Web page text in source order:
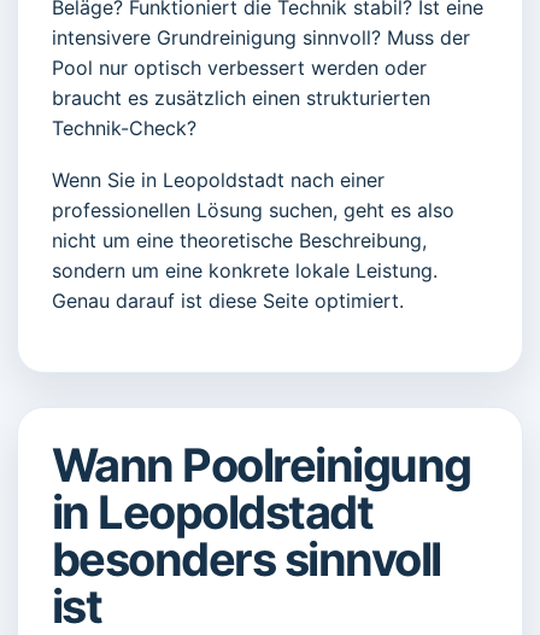
Beläge? Funktioniert die Technik stabil? Ist eine
intensivere Grundreinigung sinnvoll? Muss der
Pool nur optisch verbessert werden oder
braucht es zusätzlich einen strukturierten
Technik-Check?
Wenn Sie in Leopoldstadt nach einer
professionellen Lösung suchen, geht es also
nicht um eine theoretische Beschreibung,
sondern um eine konkrete lokale Leistung.
Genau darauf ist diese Seite optimiert.
Wann Poolreinigung
in Leopoldstadt
besonders sinnvoll
ist